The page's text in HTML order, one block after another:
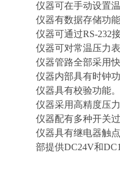
仪器可在手动设置
仪器有数据存储功
仪器可通过RS-232
仪器可对常温压力
仪器管路全部采用
仪器内部具有时钟
仪器具有校验功能
仪器采用高精度压
仪器配有多种开关
仪器具有继电器触
部提供DC24V和